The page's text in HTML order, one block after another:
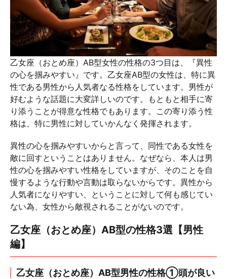
乙女座（おとめ座）AB型女性の性格の3つ目は、『異性
の心を掴みやすい』です。乙女座AB型の女性は、特に異
性である男性から人気者なる性格をしています。男性が
好むような話題に大変詳しいのです。もともと相手に寄
り添うことが得意な性格でもあります。この寄り添う性
格は、特に男性に対していかんなく発揮されます。
異性の心を掴みやすいからと言って、同性である女性を
敵に回すということはありません。なぜなら、本人は男
性の心を掴みやすい性格をしていますが、そのことを自
慢するような行動や言動は取らないからです。異性から
人気者になりやすい、ということに対して何も感じてい
ない為、女性から敵視されることがないのです。
乙女座（おとめ座）AB型の性格3選【男性
編】
乙女座（おとめ座）AB型男性の性格①頭が良い